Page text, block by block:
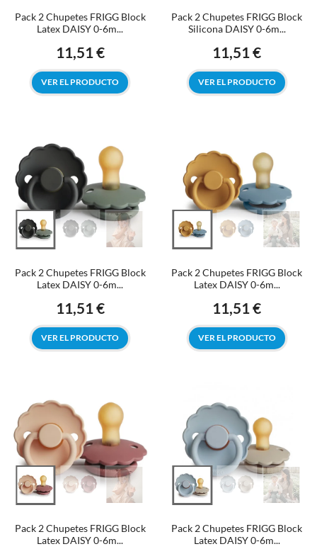
Pack 2 Chupetes FRIGG Block
Latex DAISY 0-6m...
Precio
11,51 €
VER EL PRODUCTO
Pack 2 Chupetes FRIGG Block
Silicona DAISY 0-6m...
Precio
11,51 €
VER EL PRODUCTO
Pack 2 Chupetes FRIGG Block
Latex DAISY 0-6m...
Precio
11,51 €
VER EL PRODUCTO
Pack 2 Chupetes FRIGG Block
Latex DAISY 0-6m...
Precio
11,51 €
VER EL PRODUCTO
Pack 2 Chupetes FRIGG Block
Latex DAISY 0-6m...
Pack 2 Chupetes FRIGG Block
Latex DAISY 0-6m...